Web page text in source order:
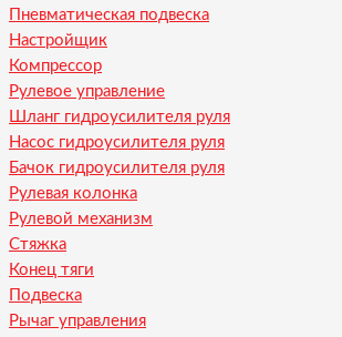
Пневматическая подвеска
Настройщик
Компрессор
Рулевое управление
Шланг гидроусилителя руля
Насос гидроусилителя руля
Бачок гидроусилителя руля
Рулевая колонка
Рулевой механизм
Стяжка
Конец тяги
Подвеска
Рычаг управления